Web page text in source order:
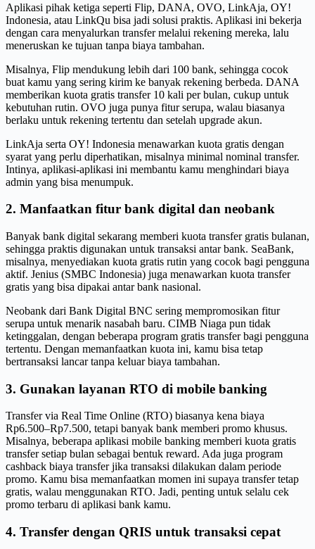
Aplikasi pihak ketiga seperti Flip, DANA, OVO, LinkAja, OY!
Indonesia, atau LinkQu bisa jadi solusi praktis. Aplikasi ini bekerja
dengan cara menyalurkan transfer melalui rekening mereka, lalu
meneruskan ke tujuan tanpa biaya tambahan.
Misalnya, Flip mendukung lebih dari 100 bank, sehingga cocok
buat kamu yang sering kirim ke banyak rekening berbeda. DANA
memberikan kuota gratis transfer 10 kali per bulan, cukup untuk
kebutuhan rutin. OVO juga punya fitur serupa, walau biasanya
berlaku untuk rekening tertentu dan setelah upgrade akun.
LinkAja serta OY! Indonesia menawarkan kuota gratis dengan
syarat yang perlu diperhatikan, misalnya minimal nominal transfer.
Intinya, aplikasi-aplikasi ini membantu kamu menghindari biaya
admin yang bisa menumpuk.
2. Manfaatkan fitur bank digital dan neobank
Banyak bank digital sekarang memberi kuota transfer gratis bulanan,
sehingga praktis digunakan untuk transaksi antar bank. SeaBank,
misalnya, menyediakan kuota gratis rutin yang cocok bagi pengguna
aktif. Jenius (SMBC Indonesia) juga menawarkan kuota transfer
gratis yang bisa dipakai antar bank nasional.
Neobank dari Bank Digital BNC sering mempromosikan fitur
serupa untuk menarik nasabah baru. CIMB Niaga pun tidak
ketinggalan, dengan beberapa program gratis transfer bagi pengguna
tertentu. Dengan memanfaatkan kuota ini, kamu bisa tetap
bertransaksi lancar tanpa keluar biaya tambahan.
3. Gunakan layanan RTO di mobile banking
Transfer via Real Time Online (RTO) biasanya kena biaya
Rp6.500–Rp7.500, tetapi banyak bank memberi promo khusus.
Misalnya, beberapa aplikasi mobile banking memberi kuota gratis
transfer setiap bulan sebagai bentuk reward. Ada juga program
cashback biaya transfer jika transaksi dilakukan dalam periode
promo. Kamu bisa memanfaatkan momen ini supaya transfer tetap
gratis, walau menggunakan RTO. Jadi, penting untuk selalu cek
promo terbaru di aplikasi bank kamu.
4. Transfer dengan QRIS untuk transaksi cepat